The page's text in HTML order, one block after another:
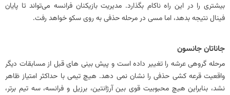
بیشتری را در این راه ناکام بگذارد. مدیریت بازیکنان فرانسه می‌تواند تا پایان
فینال نتیجه بدهد، اما مسی در مرحله حذفی به روی سکو خواهد رفت.
جاناتان جانسون
مرحله گروهی عرشه را تغییر داده است و پیش بینی های قبل از مسابقات دیگر
واقعیت قرعه کشی حذفی را نشان نمی دهد. هیچ تیمی با حداکثر امتیاز ظاهر
نشد، بنابراین هیچ محبوبیت قوی بین آرژانتین، برزیل و فرانسه، سه تیم برتر،